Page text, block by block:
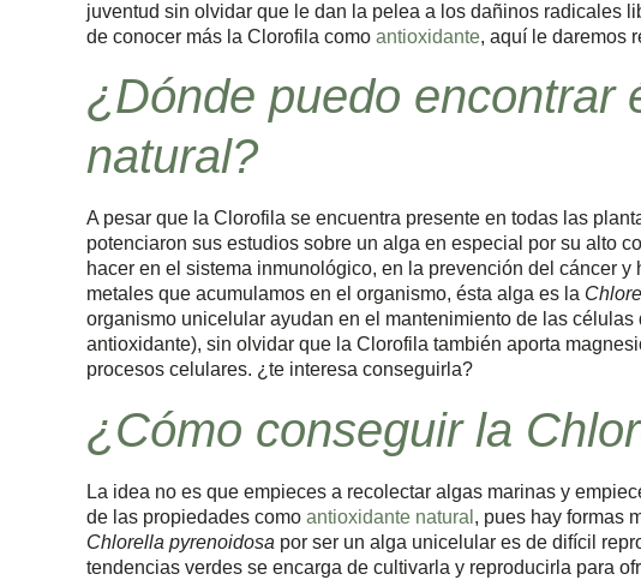
juventud sin olvidar que le dan la pelea a los dañinos radicales
de conocer más la Clorofila como antioxidante, aquí le daremos
¿Dónde puedo encontrar
natural?
A pesar que la Clorofila se encuentra presente en todas las
potenciaron sus estudios sobre un alga en especial por su alto
hacer en el sistema inmunológico, en la prevención del cáncer
metales que acumulamos en el organismo, ésta alga es la
organismo unicelular ayudan en el mantenimiento de las
antioxidante), sin olvidar que la Clorofila también aporta
procesos celulares. ¿te interesa conseguirla?
¿Cómo conseguir la
La idea no es que empieces a recolectar algas marinas y
de las propiedades como antioxidante natural , pues hay formas
Chlorella pyrenoidosa por ser un alga unicelular es de difícil
tendencias verdes se encarga de cultivarla y reproducirla para